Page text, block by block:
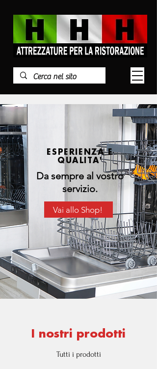
Vai allo Shop!
Da sempre al vostro
servizio.
ESPERIENZA E
QUALITA'
I nostri prodotti
Tutti i prodotti